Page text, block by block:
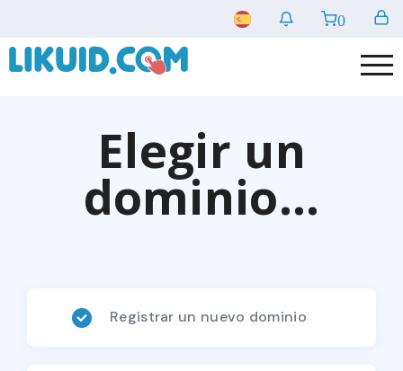
0
Elegir un
dominio...
Registrar un nuevo dominio